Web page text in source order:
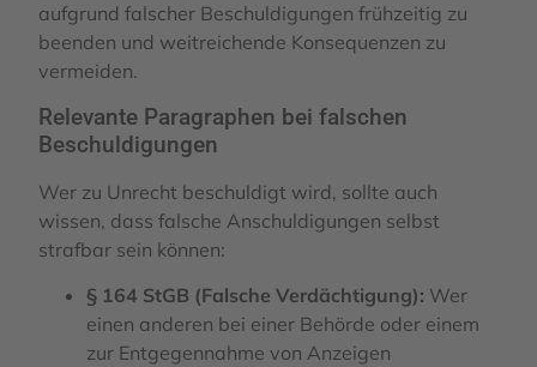
aufgrund falscher Beschuldigungen frühzeitig zu
beenden und weitreichende Konsequenzen zu
vermeiden.
Relevante Paragraphen bei falschen
Beschuldigungen
Wer zu Unrecht beschuldigt wird, sollte auch
wissen, dass falsche Anschuldigungen selbst
strafbar sein können:
§ 164 StGB (Falsche Verdächtigung): Wer
einen anderen bei einer Behörde oder einem
zur Entgegennahme von Anzeigen